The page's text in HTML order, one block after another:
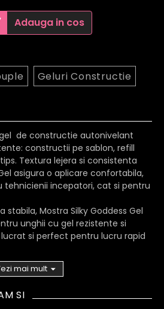
Adauga in cos
Geluri Constructie
de constructie autonivelant
constructii pe sablon, refill
Textura lejera si consistenta
asigura o aplicare confortabila,
incepatori, cat si pentru
stabila, Mostra Silky Goddess Gel
unghii cu gel rezistente si
si perfect pentru lucru rapid
cu alergii
mai multarrow_drop_down
SI